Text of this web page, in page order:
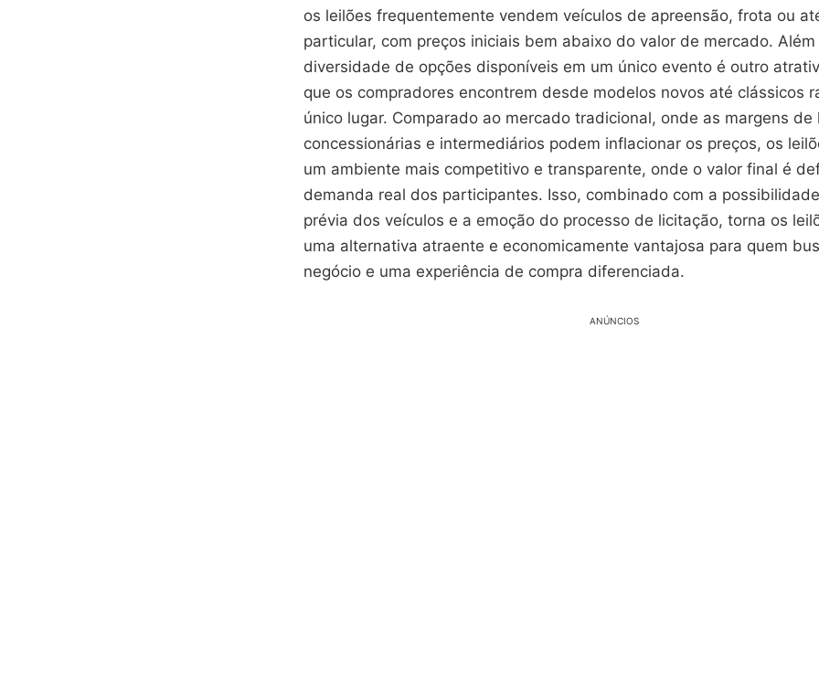
os leilões frequentemente vendem veículos de apreensão, frota ou
particular, com preços iniciais bem abaixo do valor de mercado.
diversidade de opções disponíveis em um único evento é outro
que os compradores encontrem desde modelos novos até clássicos
único lugar. Comparado ao mercado tradicional, onde as margens de
concessionárias e intermediários podem inflacionar os preços, os
um ambiente mais competitivo e transparente, onde o valor final é
demanda real dos participantes. Isso, combinado com a
prévia dos veículos e a emoção do processo de licitação, torna os
uma alternativa atraente e economicamente vantajosa para quem
negócio e uma experiência de compra diferenciada.
ANÚNCIOS